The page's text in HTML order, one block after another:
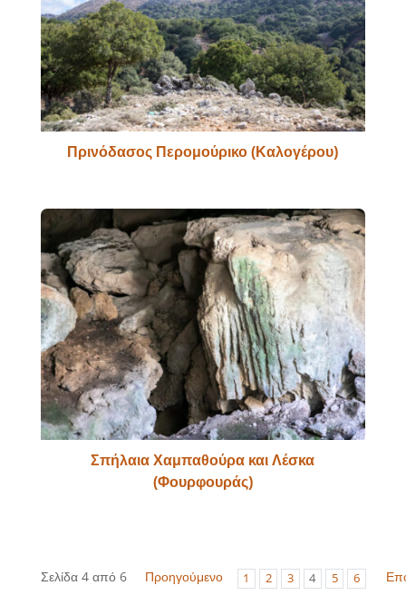
Πρινόδασος Περομούρικο (Καλογέρου)
Σπήλαια Χαμπαθούρα και Λέσκα
(Φουρφουράς)
Σελίδα 4 από 6 Προηγούμενο 1 2 3 4 5 6